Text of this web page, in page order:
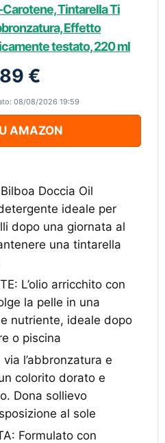
Tintarella Ti
Effetto
testato, 220 ml
€
08/08/2026 19:59
AMAZON
Doccia Oil
ideale per
dopo una giornata al
una tintarella
L’olio arricchito con
la pelle in una
nutriente, ideale dopo
o piscina
via l’abbronzatura e
colorito dorato e
Dona sollievo
al sole
Formulato con